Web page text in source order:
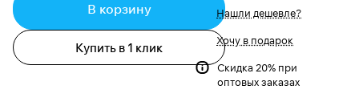
В корзину
Купить в 1 клик
Нашли дешевле?
Хочу в подарок
Скидка 20% при
оптовых заказах